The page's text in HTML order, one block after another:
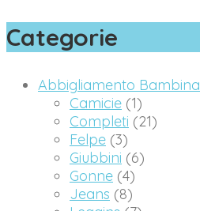
Categorie
Abbigliamento Bambina
Camicie (1)
Completi (21)
Felpe (3)
Giubbini (6)
Gonne (4)
Jeans (8)